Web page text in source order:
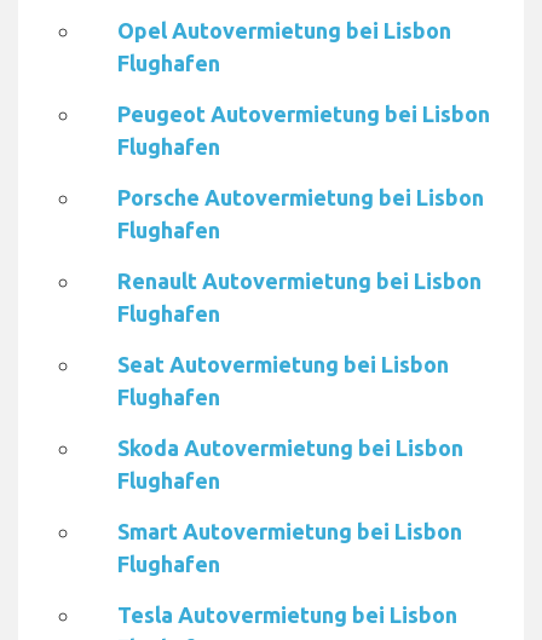
Opel Autovermietung bei Lisbon
Flughafen
Peugeot Autovermietung bei Lisbon
Flughafen
Porsche Autovermietung bei Lisbon
Flughafen
Renault Autovermietung bei Lisbon
Flughafen
Seat Autovermietung bei Lisbon
Flughafen
Skoda Autovermietung bei Lisbon
Flughafen
Smart Autovermietung bei Lisbon
Flughafen
Tesla Autovermietung bei Lisbon